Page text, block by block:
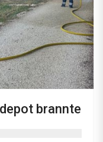
brannte